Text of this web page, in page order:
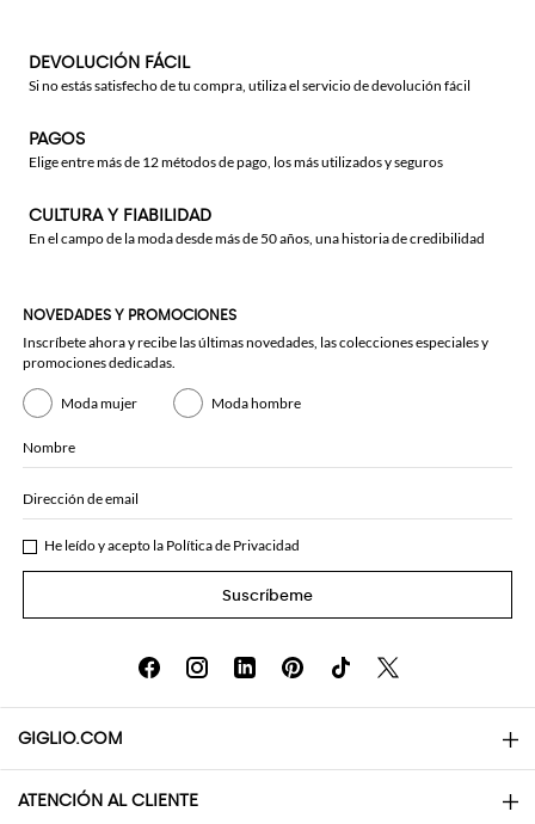
DEVOLUCIÓN FÁCIL
Si no estás satisfecho de tu compra, utiliza el servicio de devolución fácil
PAGOS
Elige entre más de 12 métodos de pago, los más utilizados y seguros
CULTURA Y FIABILIDAD
En el campo de la moda desde más de 50 años, una historia de credibilidad
NOVEDADES Y PROMOCIONES
Inscríbete ahora y recibe las últimas novedades, las colecciones especiales y
promociones dedicadas.
Moda mujer Moda hombre
Nombre
Dirección de email
He leído y acepto la Política de Privacidad
Suscríbeme
GIGLIO.COM
About
ATENCIÓN AL CLIENTE